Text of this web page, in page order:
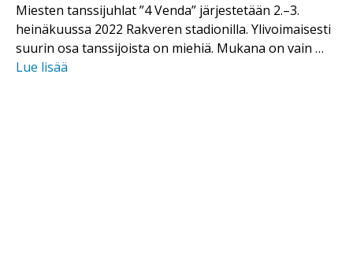
Miesten tanssijuhlat ”4 Venda” järjestetään 2.–3.
heinäkuussa 2022 Rakveren stadionilla. Ylivoimaisesti
suurin osa tanssijoista on miehiä. Mukana on vain …
Lue lisää